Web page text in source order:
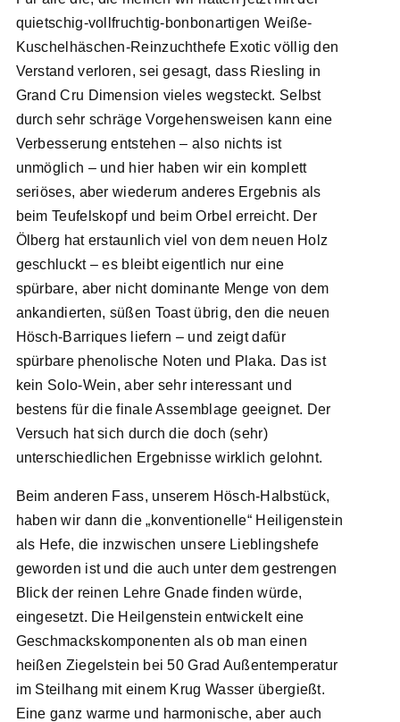
quietschig-vollfruchtig-bonbonartigen Weiße-
Kuschelhäschen-Reinzuchthefe Exotic völlig den
Verstand verloren, sei gesagt, dass Riesling in
Grand Cru Dimension vieles wegsteckt. Selbst
durch sehr schräge Vorgehensweisen kann eine
Verbesserung entstehen – also nichts ist
unmöglich – und hier haben wir ein komplett
seriöses, aber wiederum anderes Ergebnis als
beim Teufelskopf und beim Orbel erreicht. Der
Ölberg hat erstaunlich viel von dem neuen Holz
geschluckt – es bleibt eigentlich nur eine
spürbare, aber nicht dominante Menge von dem
ankandierten, süßen Toast übrig, den die neuen
Hösch-Barriques liefern – und zeigt dafür
spürbare phenolische Noten und Plaka. Das ist
kein Solo-Wein, aber sehr interessant und
bestens für die finale Assemblage geeignet. Der
Versuch hat sich durch die doch (sehr)
unterschiedlichen Ergebnisse wirklich gelohnt.
Beim anderen Fass, unserem Hösch-Halbstück,
haben wir dann die „konventionelle“ Heiligenstein
als Hefe, die inzwischen unsere Lieblingshefe
geworden ist und die auch unter dem gestrengen
Blick der reinen Lehre Gnade finden würde,
eingesetzt. Die Heilgenstein entwickelt eine
Geschmackskomponenten als ob man einen
heißen Ziegelstein bei 50 Grad Außentemperatur
im Steilhang mit einem Krug Wasser übergießt.
Eine ganz warme und harmonische, aber auch